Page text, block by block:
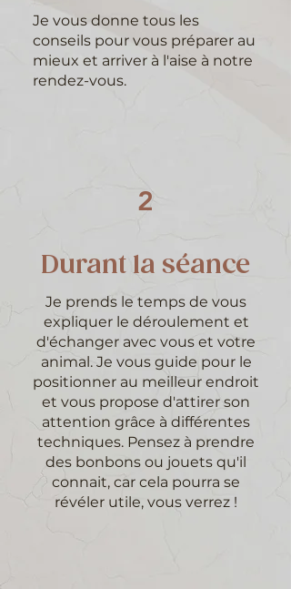
Je vous donne tous les
conseils pour vous préparer au
mieux et arriver à l'aise à notre
rendez-vous.
2
Durant la séance
Je prends le temps de vous
expliquer le déroulement et
d'échanger avec vous et votre
animal. Je vous guide pour le
positionner au meilleur endroit
et vous propose d'attirer son
attention grâce à différentes
techniques. Pensez à prendre
des bonbons ou jouets qu'il
connait, car cela pourra se
révéler utile, vous verrez !